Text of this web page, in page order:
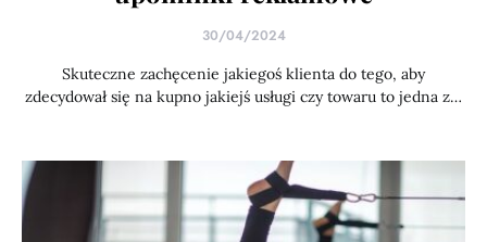
30/04/2024
Skuteczne zachęcenie jakiegoś klienta do tego, aby
zdecydował się na kupno jakiejś usługi czy towaru to jedna z…